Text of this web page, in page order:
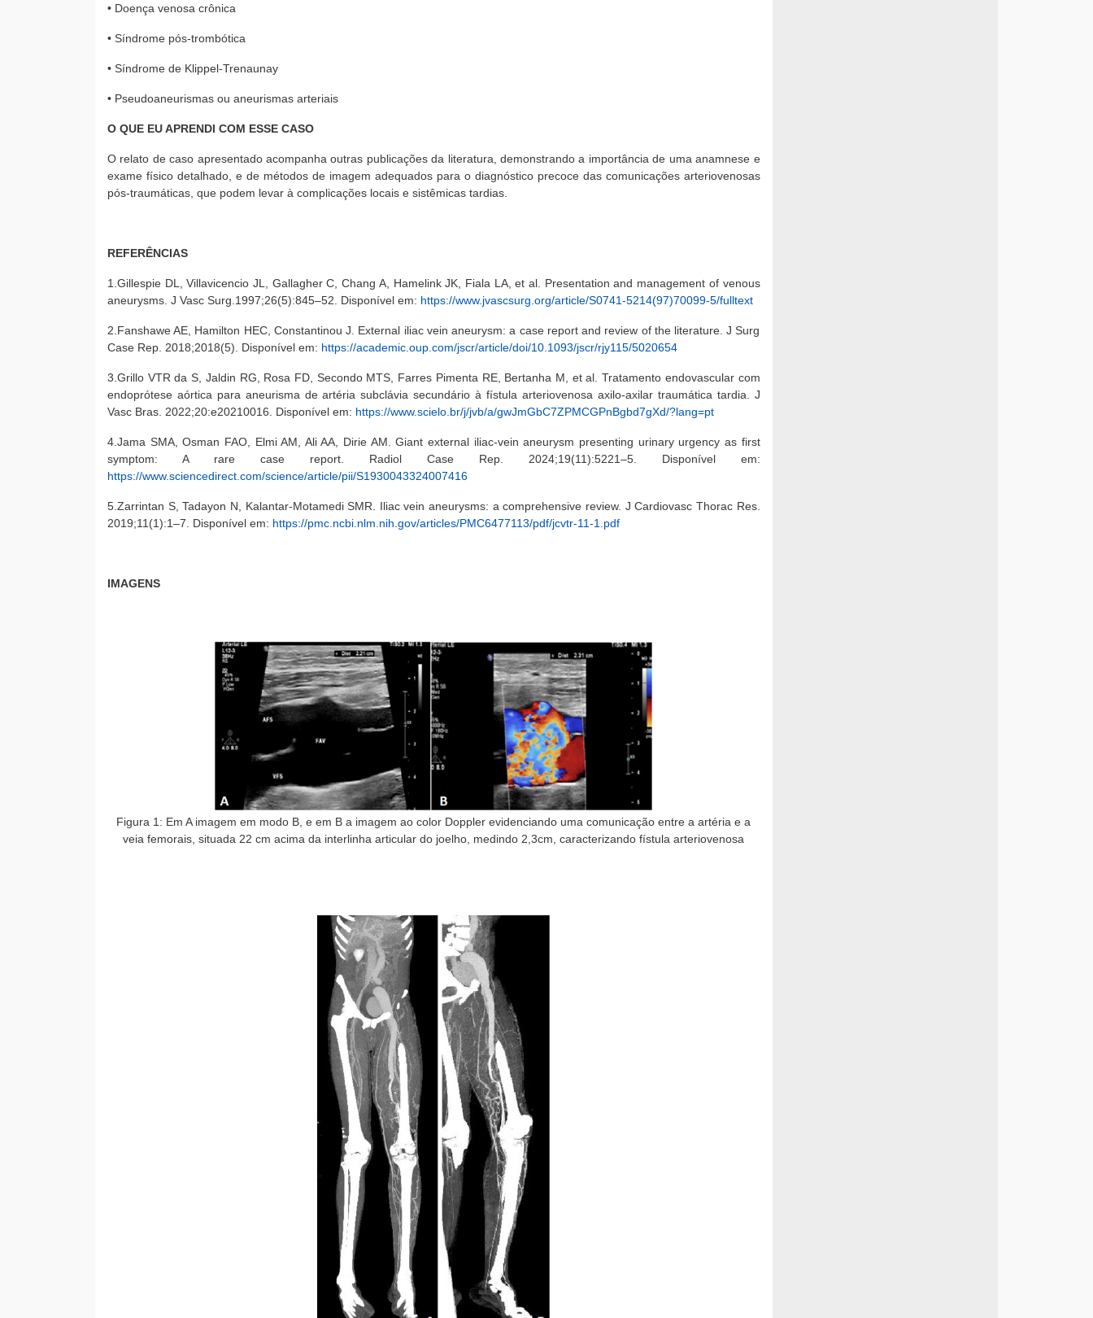
• Doença venosa crônica
• Síndrome pós-trombótica
• Síndrome de Klippel-Trenaunay
• Pseudoaneurismas ou aneurismas arteriais
O QUE EU APRENDI COM ESSE CASO
O relato de caso apresentado acompanha outras publicações da literatura, demonstrando a importância de uma anamnese e
exame físico detalhado, e de métodos de imagem adequados para o diagnóstico precoce das comunicações arteriovenosas
pós-traumáticas, que podem levar à complicações locais e sistêmicas tardias.
REFERÊNCIAS
1.Gillespie DL, Villavicencio JL, Gallagher C, Chang A, Hamelink JK, Fiala LA, et al. Presentation and management of venous
aneurysms. J Vasc Surg.1997;26(5):845–52. Disponível em: https://www.jvascsurg.org/article/S0741-5214(97)70099-5/fulltext
2.Fanshawe AE, Hamilton HEC, Constantinou J. External iliac vein aneurysm: a case report and review of the literature. J Surg
Case Rep. 2018;2018(5). Disponível em: https://academic.oup.com/jscr/article/doi/10.1093/jscr/rjy115/5020654
3.Grillo VTR da S, Jaldin RG, Rosa FD, Secondo MTS, Farres Pimenta RE, Bertanha M, et al. Tratamento endovascular com
endoprótese aórtica para aneurisma de artéria subclávia secundário à fístula arteriovenosa axilo-axilar traumática tardia. J
Vasc Bras. 2022;20:e20210016. Disponível em: https://www.scielo.br/j/jvb/a/gwJmGbC7ZPMCGPnBgbd7gXd/?lang=pt
4.Jama SMA, Osman FAO, Elmi AM, Ali AA, Dirie AM. Giant external iliac-vein aneurysm presenting urinary urgency as first
symptom: A rare case report. Radiol Case Rep. 2024;19(11):5221–5. Disponível em:
https://www.sciencedirect.com/science/article/pii/S1930043324007416
5.Zarrintan S, Tadayon N, Kalantar-Motamedi SMR. Iliac vein aneurysms: a comprehensive review. J Cardiovasc Thorac Res.
2019;11(1):1–7. Disponível em: https://pmc.ncbi.nlm.nih.gov/articles/PMC6477113/pdf/jcvtr-11-1.pdf
IMAGENS
Figura 1: Em A imagem em modo B, e em B a imagem ao color Doppler evidenciando uma comunicação entre a artéria e a
veia femorais, situada 22 cm acima da interlinha articular do joelho, medindo 2,3cm, caracterizando fístula arteriovenosa